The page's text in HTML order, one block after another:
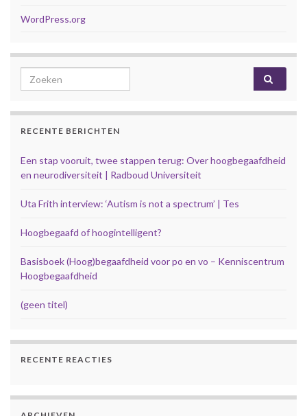
WordPress.org
Search for:
RECENTE BERICHTEN
Een stap vooruit, twee stappen terug: Over hoogbegaafdheid
en neurodiversiteit | Radboud Universiteit
Uta Frith interview: ‘Autism is not a spectrum’ | Tes
Hoogbegaafd of hoogintelligent?
Basisboek (Hoog)begaafdheid voor po en vo – Kenniscentrum
Hoogbegaafdheid
(geen titel)
RECENTE REACTIES